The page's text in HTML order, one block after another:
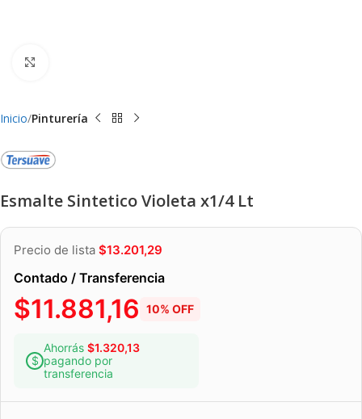
Inicio Pinturería
Esmalte Sintetico Violeta x1/4 Lt
Precio de lista $13.201,29
Contado / Transferencia
$11.881,16 10% OFF
Ahorrás $1.320,13
pagando por
transferencia